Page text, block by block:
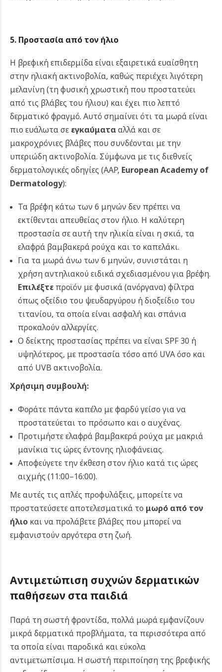
5. Προστασία από τον ήλιο
Η βρεφική επιδερμίδα είναι εξαιρετικά ευαίσθητη
στην ηλιακή ακτινοβολία, καθώς περιέχει λιγότερη
μελανίνη (τη φυσική χρωστική που προστατεύει
από τις βλάβες του ήλιου) και έχει πιο λεπτό
δερματικό φραγμό. Αυτό σημαίνει ότι τα μωρά είναι
πιο ευάλωτα σε εγκαύματααλλά και σε
μακροχρόνιες βλάβες που συνδέονται με την
υπεριώδη ακτινοβολία. Σύμφωνα με τις διεθνείς
δερματολογικές οδηγίες (AAP, European Academy of
Dermatology):
Τα βρέφη κάτω των 6 μηνών δεν πρέπει να
εκτίθενται απευθείας στον ήλιο. Η καλύτερη
προστασία σε αυτή την ηλικία είναι η σκιά, τα
ελαφρά βαμβακερά ρούχα και το καπελάκι.
Για τα μωρά άνω των 6 μηνών, συνιστάται η
χρήση αντηλιακού ειδικά σχεδιασμένου για βρέφη.
Επιλέξτεπροϊόν με φυσικά (ανόργανα) φίλτρα
όπως οξείδιο του ψευδαργύρου ή διοξείδιο του
τιτανίου, τα οποία είναι ασφαλή και σπάνια
προκαλούν αλλεργίες.
Ο δείκτης προστασίας πρέπει να είναι SPF 30 ή
υψηλότερος, με προστασία τόσο από UVA όσο και
από UVB ακτινοβολία.
Χρήσιμη συμβουλή:
Φοράτε πάντα καπέλο με φαρδύ γείσο για να
προστατεύεται το πρόσωπο και ο αυχένας.
Προτιμήστε ελαφρά βαμβακερά ρούχα με μακριά
μανίκια τις ώρες έντονης ηλιοφάνειας.
Αποφεύγετε την έκθεση στον ήλιο κατά τις ώρες
αιχμής (11:00–16:00).
Με αυτές τις απλές προφυλάξεις, μπορείτε να
προστατεύσετε αποτελεσματικά το μωρό από τον
ήλιο και να προλάβετε βλάβες που μπορεί να
εμφανιστούν αργότερα στη ζωή.
Αντιμετώπιση συχνών δερματικών
παθήσεων στα παιδιά
Παρά τη σωστή φροντίδα, πολλά μωρά εμφανίζουν
μικρά δερματικά προβλήματα, τα περισσότερα από
τα οποία είναι παροδικά και εύκολα
αντιμετωπίσιμα. Η σωστή περιποίηση της βρεφικής